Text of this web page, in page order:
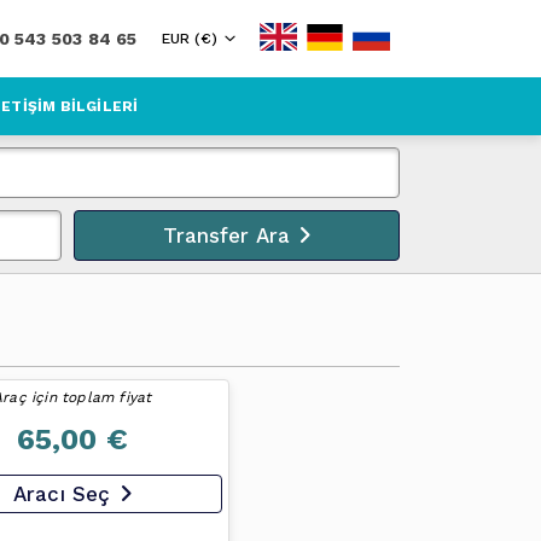
543 503 84 65 EUR (€)
BILGILERI
Transfer Ara
için toplam fiyat
65,00 €
Aracı Seç